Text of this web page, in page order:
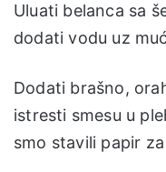
Uluati belanca sa
dodati vodu uz
Dodati brašno,
istresti smesu u
smo stavili papir